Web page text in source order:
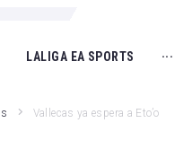
LALIGA EA SPORTS
Club
···
LaLiga Hypermotion
Vallecas ya espera a Eto’o